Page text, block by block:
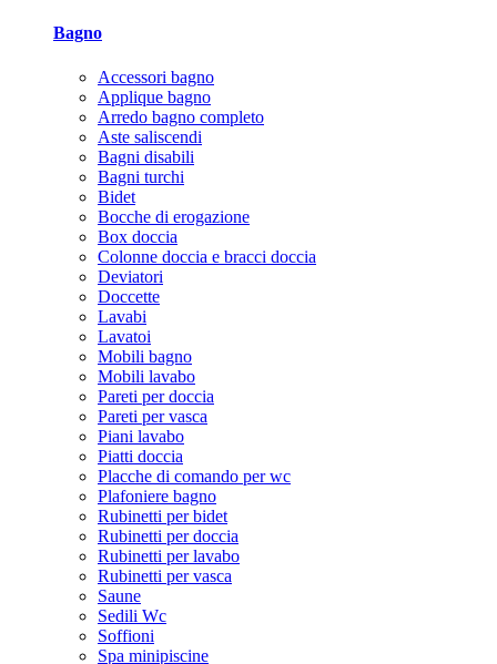
Bagno
Accessori bagno
Applique bagno
Arredo bagno completo
Aste saliscendi
Bagni disabili
Bagni turchi
Bidet
Bocche di erogazione
Box doccia
Colonne doccia e bracci doccia
Deviatori
Doccette
Lavabi
Lavatoi
Mobili bagno
Mobili lavabo
Pareti per doccia
Pareti per vasca
Piani lavabo
Piatti doccia
Placche di comando per wc
Plafoniere bagno
Rubinetti per bidet
Rubinetti per doccia
Rubinetti per lavabo
Rubinetti per vasca
Saune
Sedili Wc
Soffioni
Spa minipiscine